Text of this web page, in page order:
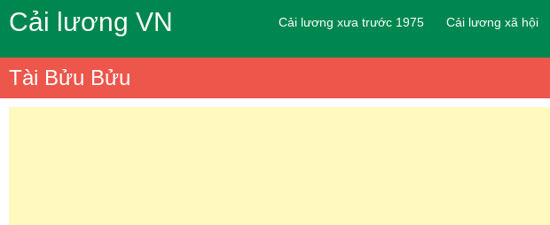
Cải lương VN Cải lương xưa trước 1975 Cải lương xã hội
Tài Bửu Bửu